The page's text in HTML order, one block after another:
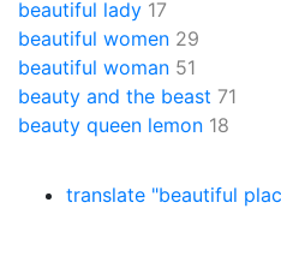
beautiful lady 17
beautiful women 29
beautiful woman 51
beauty and the beast 71
beauty queen lemon 18
translate "beautiful